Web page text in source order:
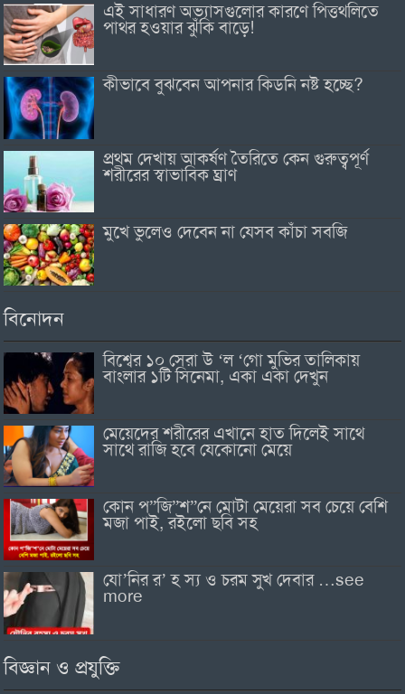
এই সাধারণ অভ্যাসগুলোর কারণে পিত্তথলিতে
পাথর হওয়ার ঝুঁকি বাড়ে!
কীভাবে বুঝবেন আপনার কিডনি নষ্ট হচ্ছে?
প্রথম দেখায় আকর্ষণ তৈরিতে কেন গুরুত্বপূর্ণ
শরীরের স্বাভাবিক ঘ্রাণ
মুখে ভুলেও দেবেন না যেসব কাঁচা সবজি
বিনোদন
বিশ্বের ১০ সেরা উ ‘ল ‘গো মুভির তালিকায়
বাংলার ১টি সিনেমা, একা একা দেখুন
মেয়েদের শরীরের এখানে হাত দিলেই সাথে
সাথে রাজি হবে যেকোনো মেয়ে
কোন প”জি”শ”নে মোটা মেয়েরা সব চেয়ে বেশি
মজা পাই, রইলো ছবি সহ
যো’নির র’ হ স্য ও চরম সুখ দেবার …see
more
বিজ্ঞান ও প্রযুক্তি